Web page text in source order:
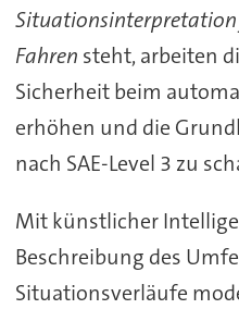
Fahren steht, arbeiten
Sicherheit beim
erhöhen und die
nach SAE-Level 3 zu
Mit künstlicher
Beschreibung des
Situationsverläufe